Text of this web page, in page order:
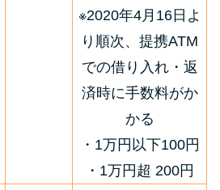
※2020年4月16日よ
り順次、提携ATM
での借り入れ・返
済時に手数料がか
かる
・1万円以下100円
・1万円超 200円